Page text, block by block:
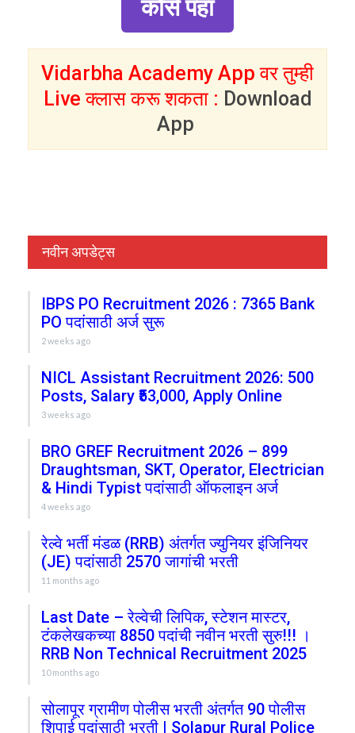
कोर्स पहा
Vidarbha Academy App वर तुम्ही
Live क्लास करू शकता : Download
App
नवीन अपडेट्स
IBPS PO Recruitment 2026 : 7365 Bank
PO पदांसाठी अर्ज सुरू
2 weeks ago
NICL Assistant Recruitment 2026: 500
Posts, Salary ₹53,000, Apply Online
3 weeks ago
BRO GREF Recruitment 2026 – 899
Draughtsman, SKT, Operator, Electrician
& Hindi Typist पदांसाठी ऑफलाइन अर्ज
4 weeks ago
रेल्वे भर्ती मंडळ (RRB) अंतर्गत ज्युनियर इंजिनियर
(JE) पदांसाठी 2570 जागांची भरती
11 months ago
Last Date – रेल्वेची लिपिक, स्टेशन मास्टर,
टंकलेखकच्या 8850 पदांची नवीन भरती सुरु!!! ।
RRB Non Technical Recruitment 2025
10 months ago
सोलापूर ग्रामीण पोलीस भरती अंतर्गत 90 पोलीस
शिपाई पदांसाठी भरती | Solapur Rural Police